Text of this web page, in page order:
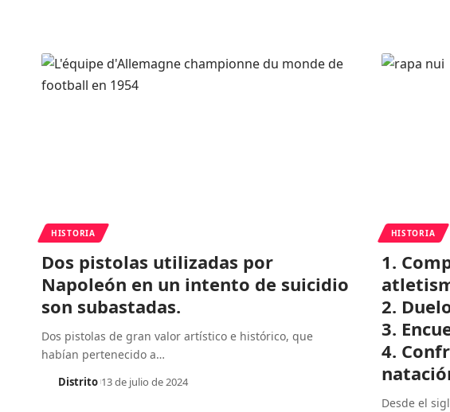
HISTORIA
Dos pistolas utilizadas por
Napoleón en un intento de suicidio
son subastadas.
Dos pistolas de gran valor artístico e histórico, que
habían pertenecido a…
Distrito 13 de julio de 2024
HISTORIA
1.
2.
3.
4.
Desde el